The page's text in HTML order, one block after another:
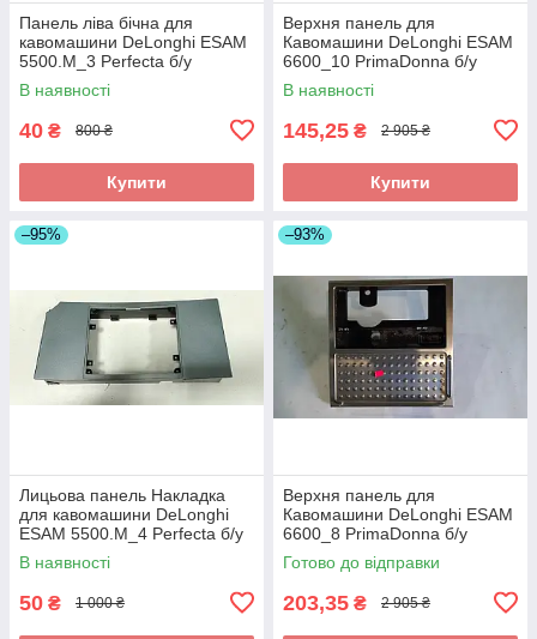
Панель ліва бічна для
кавомашини DeLonghi ESAM
5500.M_3 Perfecta б/у
_дефект
В наявності
40 ₴ 800 ₴
Купити
Верхня панель для
Кавомашини DeLonghi ESAM
6600_10 PrimaDonna б/у
_дефект
В наявності
145,25 ₴ 2 905 ₴
Купити
–95%
Лицьова панель Накладка
для кавомашини DeLonghi
ESAM 5500.M_4 Perfecta б/у
_дефект
В наявності
50 ₴ 1 000 ₴
–93%
Верхня панель для
Кавомашини DeLonghi ESAM
6600_8 PrimaDonna б/у
Готово до відправки
203,35 ₴ 2 905 ₴